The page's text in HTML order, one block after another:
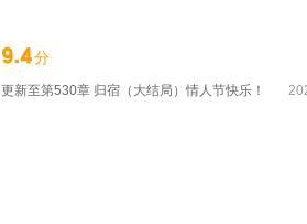
9.4分
更新至第530章 归宿（大结局）情人节快乐！